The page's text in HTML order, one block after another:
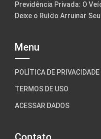
Previdência Privada: O
Deixe o Ruído Arruinar
Menu
POLÍTICA DE PRIVACIDADE
TERMOS DE USO
ACESSAR DADOS